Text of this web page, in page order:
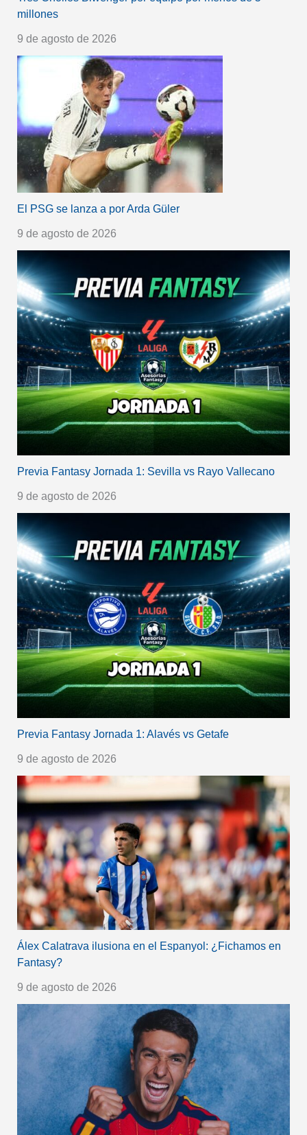
millones
9 de agosto de 2026
El PSG se lanza a por Arda Güler
9 de agosto de 2026
Previa Fantasy Jornada 1: Sevilla vs Rayo Vallecano
9 de agosto de 2026
Previa Fantasy Jornada 1: Alavés vs Getafe
9 de agosto de 2026
Álex Calatrava ilusiona en el Espanyol: ¿Fichamos en
Fantasy?
9 de agosto de 2026